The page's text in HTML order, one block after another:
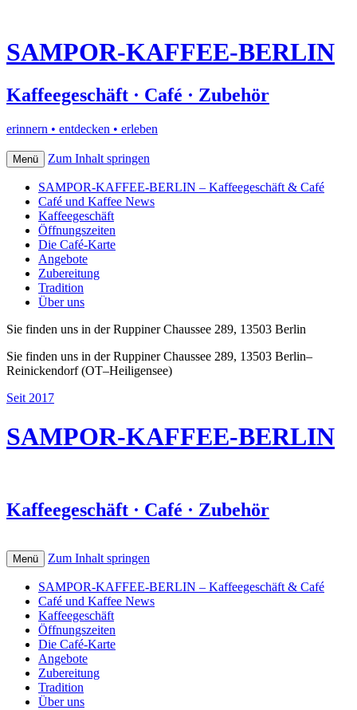
SAMPOR-KAFFEE-BERLIN
Kaffeegeschäft · Café · Zubehör
erinnern • entdecken • erleben
Menü Zum Inhalt springen
SAMPOR-KAFFEE-BERLIN – Kaffeegeschäft & Café
Café und Kaffee News
Kaffeegeschäft
Öffnungszeiten
Die Café-Karte
Angebote
Zubereitung
Tradition
Über uns
Sie finden uns in der Ruppiner Chaussee 289, 13503 Berlin
Sie finden uns in der Ruppiner Chaussee 289, 13503 Berlin–
Reinickendorf (OT–Heiligensee)
Seit 2017
SAMPOR-KAFFEE-BERLIN
Kaffeegeschäft · Café · Zubehör
Menü Zum Inhalt springen
SAMPOR-KAFFEE-BERLIN – Kaffeegeschäft & Café
Café und Kaffee News
Kaffeegeschäft
Öffnungszeiten
Die Café-Karte
Angebote
Zubereitung
Tradition
Über uns